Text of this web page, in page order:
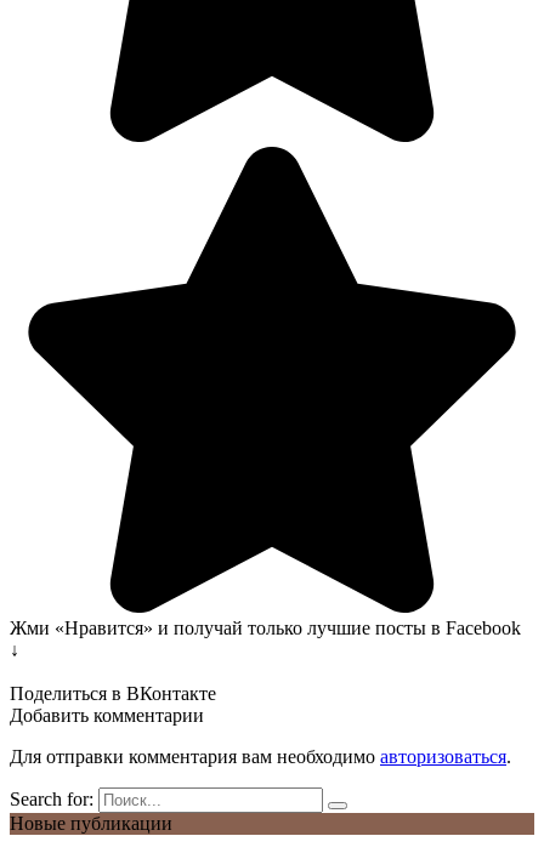
Жми «Нравится» и получай только лучшие посты в Facebook
↓
Поделиться в ВКонтакте
Добавить комментарии
Для отправки комментария вам необходимо авторизоваться.
Search for:
Новые публикации